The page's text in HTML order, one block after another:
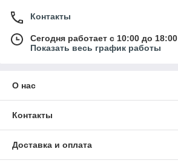
Контакты
Сегодня работает с 10:00 до 18:00
Показать весь график работы
О нас
Контакты
Доставка и оплата